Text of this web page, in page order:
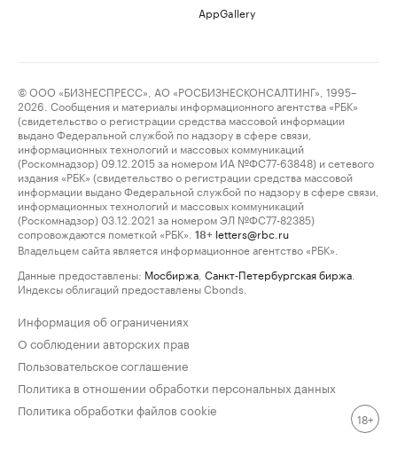
AppGallery
© ООО «БИЗНЕСПРЕСС», АО «РОСБИЗНЕСКОНСАЛТИНГ», 1995–
2026. Сообщения и материалы информационного агентства «РБК»
(свидетельство о регистрации средства массовой информации
выдано Федеральной службой по надзору в сфере связи,
информационных технологий и массовых коммуникаций
(Роскомнадзор) 09.12.2015 за номером ИА №ФС77-63848) и сетевого
издания «РБК» (свидетельство о регистрации средства массовой
информации выдано Федеральной службой по надзору в сфере связи,
информационных технологий и массовых коммуникаций
(Роскомнадзор) 03.12.2021 за номером ЭЛ №ФС77-82385)
сопровождаются пометкой «РБК».
18+ letters@rbc.ru
Владельцем сайта является информационное агентство «РБК».
Данные предоставлены: Мосбиржа Санкт-Петербургская биржа
Индексы облигаций предоставлены Cbonds.
Информация об ограничениях
О соблюдении авторских прав
Пользовательское соглашение
Политика в отношении обработки персональных данных
Политика обработки файлов cookie
18+